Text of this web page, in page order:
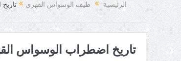
الرئيسية طيف الوسواس القهري
تاريخ اضطراب الوسواس